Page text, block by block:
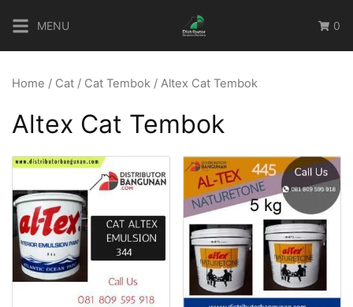
content
MENU 0
Home / Cat / Cat Tembok / Altex Cat Tembok
Altex Cat Tembok